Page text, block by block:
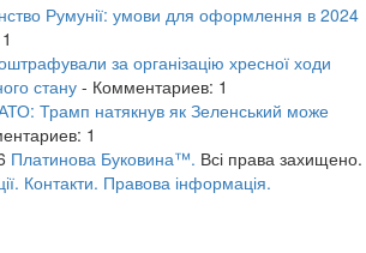
Румунії: умови для оформлення в 2024
за організацію хресної ходи
стану - Комментариев: 1
Трамп натякнув як Зеленський може
1
Платинова Буковина™. Всі права захищено.
Контакти. Правова інформація.